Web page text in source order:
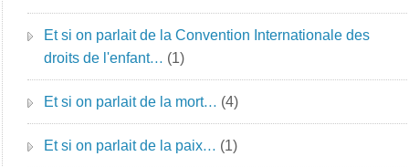
Et si on parlait de la Convention Internationale des
droits de l'enfant… (1)
Et si on parlait de la mort… (4)
Et si on parlait de la paix… (1)